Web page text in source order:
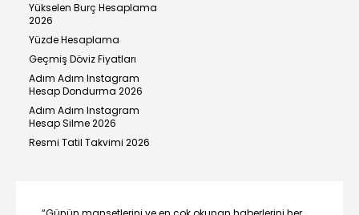
Yükselen Burç Hesaplama
2026
Yüzde Hesaplama
Geçmiş Döviz Fiyatları
Adım Adım Instagram
Hesap Dondurma 2026
Adım Adım Instagram
Hesap Silme 2026
Resmi Tatil Takvimi 2026